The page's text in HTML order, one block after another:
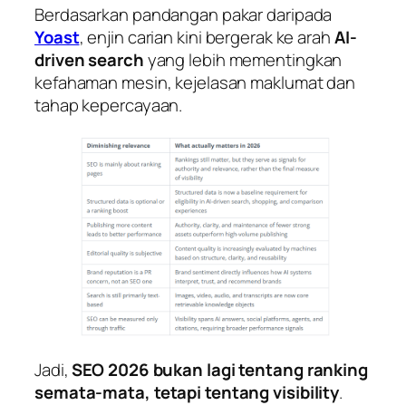
Berdasarkan pandangan pakar daripada
Yoast, enjin carian kini bergerak ke arahAI-
driven searchyang lebih mementingkan
kefahaman mesin, kejelasan maklumat dan
tahap kepercayaan.
Jadi,SEO 2026 bukan lagi tentang ranking
semata-mata, tetapi tentang visibility.